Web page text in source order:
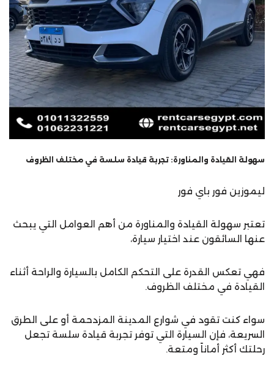
سهولة القيادة والمناورة: تجربة قيادة سلسة في مختلف الظروف
ليموزين فور باي فور
تعتبر سهولة القيادة والمناورة من أهم العوامل التي يبحث
عنها السائقون عند اختيار سيارة،
فهي تعكس القدرة على التحكم الكامل بالسيارة والراحة أثناء
القيادة في مختلف الظروف.
سواء كنت تقود في شوارع المدينة المزدحمة أو على الطرق
السريعة، فإن السيارة التي توفر تجربة قيادة سلسة تجعل
رحلتك أكثر أماناً ومتعة.